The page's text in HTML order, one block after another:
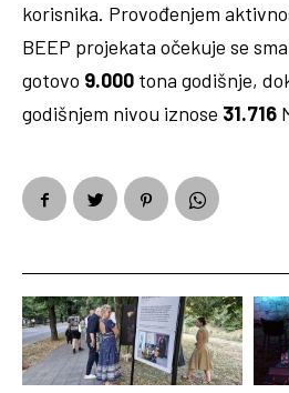
korisnika. Provođenjem
BEEP projekata očekuje se
gotovo 9.000 tona godišnje,
godišnjem nivou iznose 31.716